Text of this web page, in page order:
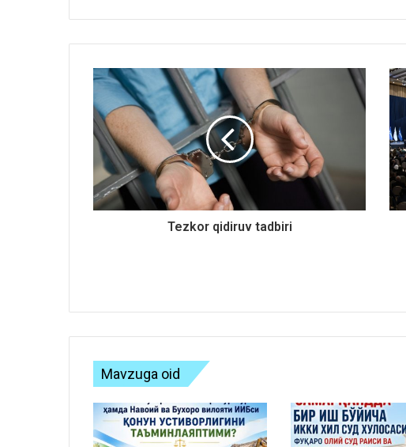
Tezkor qidiruv tadbiri
Mavzuga oid